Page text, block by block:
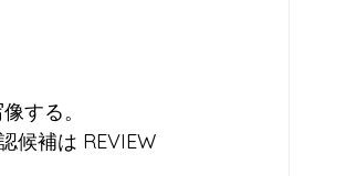
する。
候補は REVIEW